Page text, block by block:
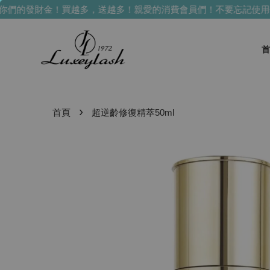
的發財金！買越多，送越多！親愛的消費會員們！不要忘記使用
首頁 › 超逆齡修復精萃50ml